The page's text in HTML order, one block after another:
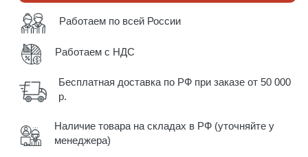
Работаем по всей России
Работаем с НДС
Бесплатная доставка по РФ при заказе от 50 000
р.
Наличие товара на складах в РФ (уточняйте у
менеджера)